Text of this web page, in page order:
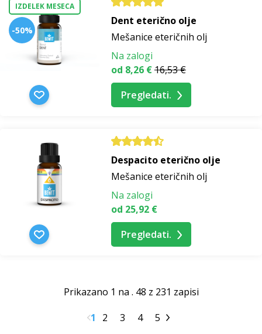
IZDELEK MESECA
-50%
Dent eterično olje
Mešanice eteričnih olj
Na zalogi
od 8,26 €16,53 €
Pregledati.
Despacito eterično olje
Mešanice eteričnih olj
Na zalogi
od 25,92 €
Pregledati.
Prikazano 1 na . 48 z 231 zapisi
1
2 3 4 5